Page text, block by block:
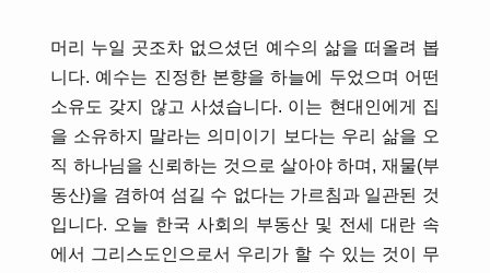
머리 누일 곳조차 없으셨던 예수의 삶을 떠올려 봅
니다. 예수는 진정한 본향을 하늘에 두었으며 어떤
소유도 갖지 않고 사셨습니다. 이는 현대인에게 집
을 소유하지 말라는 의미이기 보다는 우리 삶을 오
직 하나님을 신뢰하는 것으로 살아야 하며, 재물(부
동산)을 겸하여 섬길 수 없다는 가르침과 일관된 것
입니다. 오늘 한국 사회의 부동산 및 전세 대란 속
에서 그리스도인으로서 우리가 할 수 있는 것이 무